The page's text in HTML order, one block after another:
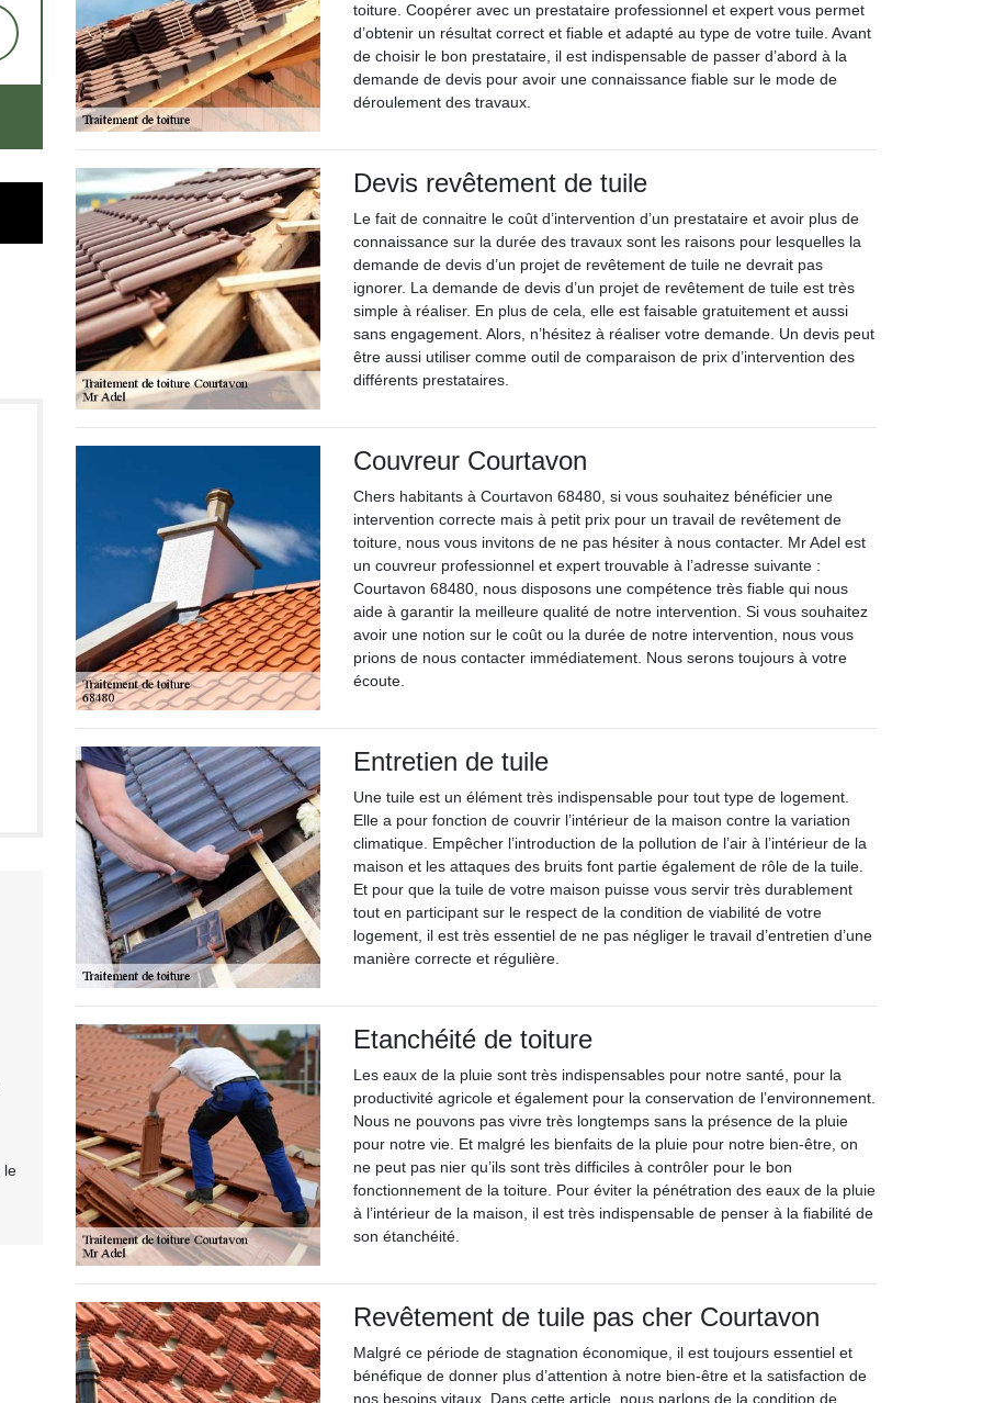
le
toiture. Coopérer avec un prestataire professionnel et expert vous permet
d’obtenir un résultat correct et fiable et adapté au type de votre tuile. Avant
de choisir le bon prestataire, il est indispensable de passer d’abord à la
demande de devis pour avoir une connaissance fiable sur le mode de
déroulement des travaux.
Devis revêtement de tuile
Le fait de connaitre le coût d’intervention d’un prestataire et avoir plus de
connaissance sur la durée des travaux sont les raisons pour lesquelles la
demande de devis d’un projet de revêtement de tuile ne devrait pas
ignorer. La demande de devis d’un projet de revêtement de tuile est très
simple à réaliser. En plus de cela, elle est faisable gratuitement et aussi
sans engagement. Alors, n’hésitez à réaliser votre demande. Un devis peut
être aussi utiliser comme outil de comparaison de prix d’intervention des
différents prestataires.
Couvreur Courtavon
Chers habitants à Courtavon 68480, si vous souhaitez bénéficier une
intervention correcte mais à petit prix pour un travail de revêtement de
toiture, nous vous invitons de ne pas hésiter à nous contacter. Mr Adel est
un couvreur professionnel et expert trouvable à l’adresse suivante :
Courtavon 68480, nous disposons une compétence très fiable qui nous
aide à garantir la meilleure qualité de notre intervention. Si vous souhaitez
avoir une notion sur le coût ou la durée de notre intervention, nous vous
prions de nous contacter immédiatement. Nous serons toujours à votre
écoute.
Entretien de tuile
Une tuile est un élément très indispensable pour tout type de logement.
Elle a pour fonction de couvrir l’intérieur de la maison contre la variation
climatique. Empêcher l’introduction de la pollution de l’air à l’intérieur de la
maison et les attaques des bruits font partie également de rôle de la tuile.
Et pour que la tuile de votre maison puisse vous servir très durablement
tout en participant sur le respect de la condition de viabilité de votre
logement, il est très essentiel de ne pas négliger le travail d’entretien d’une
manière correcte et régulière.
Etanchéité de toiture
Les eaux de la pluie sont très indispensables pour notre santé, pour la
productivité agricole et également pour la conservation de l’environnement.
Nous ne pouvons pas vivre très longtemps sans la présence de la pluie
pour notre vie. Et malgré les bienfaits de la pluie pour notre bien-être, on
ne peut pas nier qu’ils sont très difficiles à contrôler pour le bon
fonctionnement de la toiture. Pour éviter la pénétration des eaux de la pluie
à l’intérieur de la maison, il est très indispensable de penser à la fiabilité de
son étanchéité.
Revêtement de tuile pas cher Courtavon
Malgré ce période de stagnation économique, il est toujours essentiel et
bénéfique de donner plus d’attention à notre bien-être et la satisfaction de
nos besoins vitaux. Dans cette article, nous parlons de la condition de